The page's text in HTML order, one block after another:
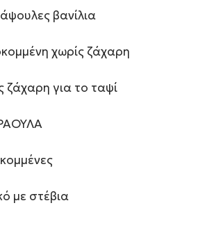
βανίλια
χωρίς ζάχαρη
ζάχαρη για το ταψί
με στέβια